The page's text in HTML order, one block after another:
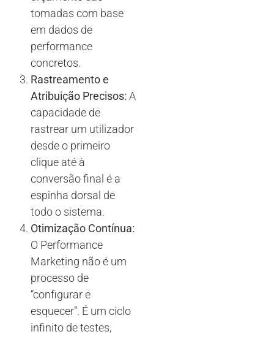
tomadas com base
em dados de
performance
concretos.
Rastreamento e
Atribuição Precisos: A
capacidade de
rastrear um utilizador
desde o primeiro
clique até à
conversão final é a
espinha dorsal de
todo o sistema.
Otimização Contínua:
O Performance
Marketing não é um
processo de
“configurar e
esquecer”. É um ciclo
infinito de testes,